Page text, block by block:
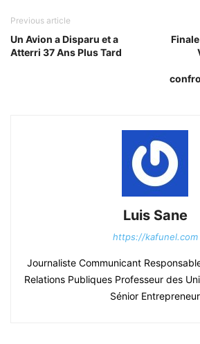
Previous article
Un Avion a Disparu et a
Atterri 37 Ans Plus Tard
Luis Sane
https://kafunel.com
Journaliste Communicant
Relations Publiques Professeur des
Sénior Entrepreneur